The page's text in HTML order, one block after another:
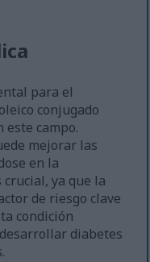
para el
conjugado
este campo.
mejorar las
en la
ya que la
de riesgo clave
condición
diabetes